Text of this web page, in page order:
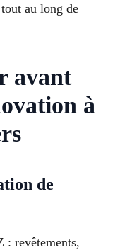
au long de
avant
à
de
: revêtements,